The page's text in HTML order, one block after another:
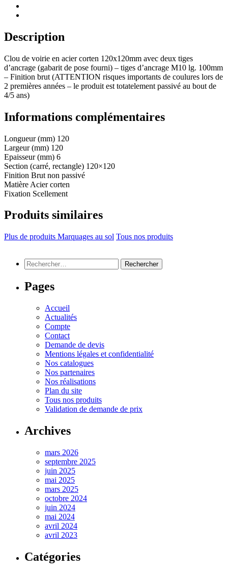
corten
120x120mm
Description
Clou de voirie en acier corten 120x120mm avec deux tiges
d’ancrage (gabarit de pose fourni) – tiges d’ancrage M10 lg. 100mm
– Finition brut (ATTENTION risques importants de coulures lors de
2 premières années – le produit est totatelement passivé au bout de
4/5 ans)
Informations complémentaires
Longueur (mm) 120
Largeur (mm) 120
Epaisseur (mm) 6
Section (carré, rectangle) 120×120
Finition Brut non passivé
Matière Acier corten
Fixation Scellement
Produits similaires
Plus de produits Marquages au sol Tous nos produits
Rechercher :
Pages
Accueil
Actualités
Compte
Contact
Demande de devis
Mentions légales et confidentialité
Nos catalogues
Nos partenaires
Nos réalisations
Plan du site
Tous nos produits
Validation de demande de prix
Archives
mars 2026
septembre 2025
juin 2025
mai 2025
mars 2025
octobre 2024
juin 2024
mai 2024
avril 2024
avril 2023
Catégories